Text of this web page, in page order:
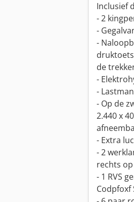
Inclusief
- 2
-
-
de
-
-
- Op de
2.440 x
- Extra
- 2
rechts
- 1 RVS
Codpfoxf